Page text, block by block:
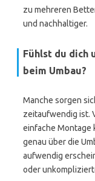
zu mehreren
und nachhaltiger.
Fühlst du dich
beim Umbau?
Manche sorgen
zeitaufwendig ist.
einfache Montage
genau über die
aufwendig
oder